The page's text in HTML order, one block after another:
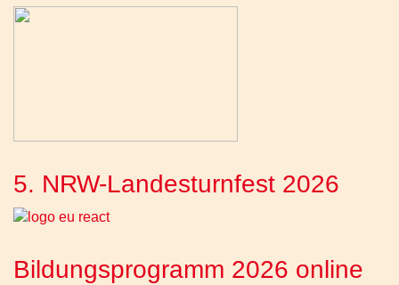
5. NRW-Landesturnfest 2026
Bildungsprogramm 2026 online